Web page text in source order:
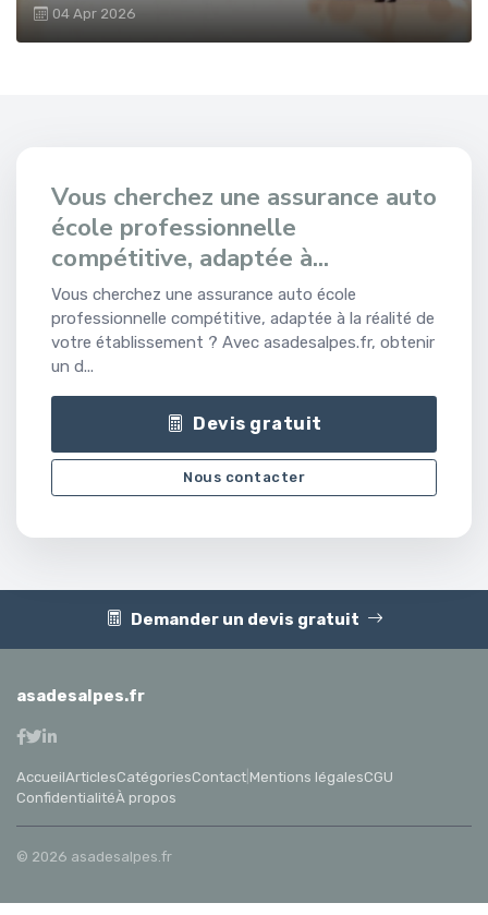
04 Apr 2026
Vous cherchez une assurance auto
école professionnelle
compétitive, adaptée à...
Vous cherchez une assurance auto école
professionnelle compétitive, adaptée à la réalité de
votre établissement ? Avec asadesalpes.fr, obtenir
un d...
Devis gratuit
Nous contacter
Demander un devis gratuit
asadesalpes.fr
AccueilArticlesCatégoriesContact Mentions légalesCGU
ConfidentialitéÀ propos
© 2026 asadesalpes.fr